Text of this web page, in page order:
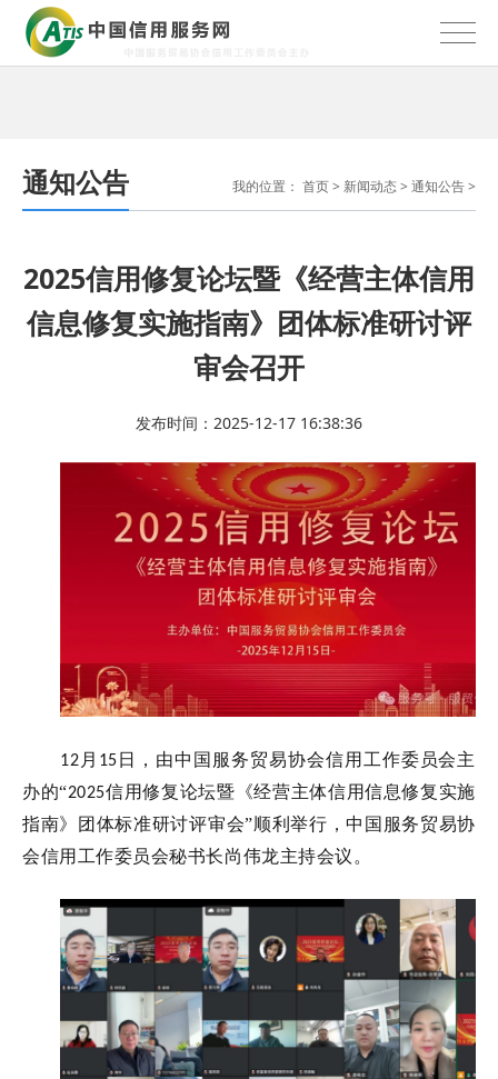
通知公告 我的位置： 首页> 新闻动态> 通知公告>
2025信用修复论坛暨《经营主体信用
信息修复实施指南》团体标准研讨评
审会召开
发布时间：2025-12-17 16:38:36
12 月 15 日 ，由中国服务贸易协会信用工作委员会主
办的“2025信用修复论坛暨《经营主体信用信息修复实施
指南》团体标准研讨评审会”顺利举行，中国服务贸易协
会信用工作委员会秘书长尚伟龙主持会议 。